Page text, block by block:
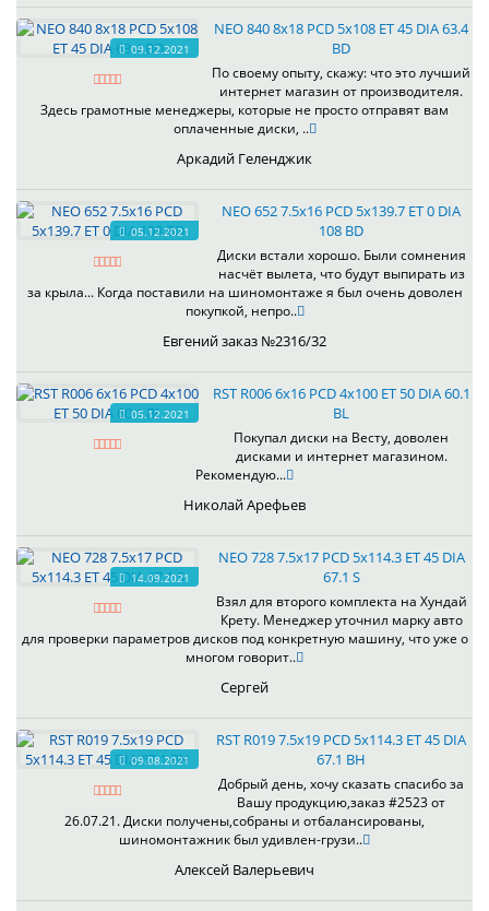
09.12.2021
NEO 840 8x18 PCD 5x108 ET 45 DIA 63.4
BD
По своему опыту, скажу: что это лучший
интернет магазин от производителя.
Здесь грамотные менеджеры, которые не просто отправят вам
оплаченные диски, ..
Аркадий Геленджик
05.12.2021
NEO 652 7.5x16 PCD 5x139.7 ET 0 DIA
108 BD
Диски встали хорошо. Были сомнения
насчёт вылета, что будут выпирать из
за крыла... Когда поставили на шиномонтаже я был очень доволен
покупкой, непро..
Евгений заказ №2316/32
05.12.2021
RST R006 6x16 PCD 4x100 ET 50 DIA 60.1
BL
Покупал диски на Весту, доволен
дисками и интернет магазином.
Рекомендую...
Николай Арефьев
14.09.2021
NEO 728 7.5x17 PCD 5x114.3 ET 45 DIA
67.1 S
Взял для второго комплекта на Хундай
Крету. Менеджер уточнил марку авто
для проверки параметров дисков под конкретную машину, что уже о
многом говорит..
Сергей
09.08.2021
RST R019 7.5x19 PCD 5x114.3 ET 45 DIA
67.1 BH
Добрый день, хочу сказать спасибо за
Вашу продукцию,заказ #2523 от
26.07.21. Диски получены,собраны и отбалансированы,
шиномонтажник был удивлен-грузи..
Алексей Валерьевич